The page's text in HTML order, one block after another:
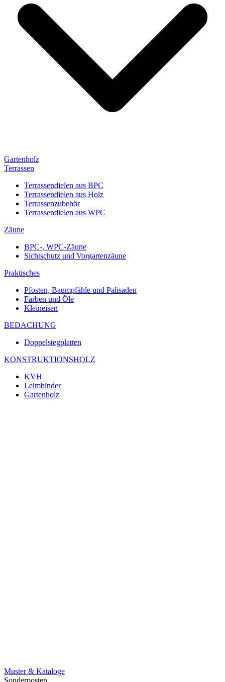
Gartenholz
Terrassen
Terrassendielen aus BPC
Terrassendielen aus Holz
Terrassenzubehör
Terrassendielen aus WPC
Zäune
BPC-, WPC-Zäune
Sichtschutz und Vorgartenzäune
Praktisches
Pfosten, Baumpfähle und Palisaden
Farben und Öle
Kleineisen
BEDACHUNG
Doppelstegplatten
KONSTRUKTIONSHOLZ
KVH
Leimbinder
Gartenholz
Muster & Kataloge
Sonderposten